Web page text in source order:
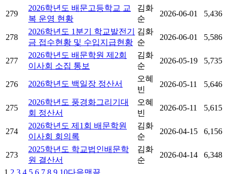
279
2026학년도 배문고등학교 교
복 운영 현황
김화
순
2026-06-01 5,436
278
2026학년도 1분기 학교발전기
금 접수현황 및 수입지급현황
김화
순
2026-06-01 5,586
277
2026학년도 배문학원 제2회
이사회 소집 통보
김화
순
2026-05-19 5,735
276 2026학년도 백일장 정산서
오혜
빈
2026-05-11 5,646
275
2026학년도 풍경화그리기대
회 정산서
오혜
빈
2026-05-11 5,615
274
2026학년도 제1회 배문학원
이사회 회의록
김화
순
2026-04-15 6,156
273
2025학년도 학교법인배문학
원 결산서
김화
순
2026-04-14
6,348
1 2 3 4 5 6 7 8 9 10다음맨끝